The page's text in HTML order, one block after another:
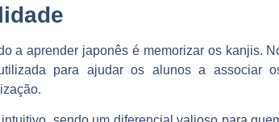
a aprender japonês é memorizar os kanjis.
para ajudar os alunos a associar